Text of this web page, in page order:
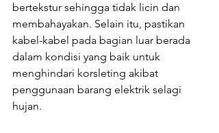
bertekstur sehingga tidak licin dan
membahayakan. Selain itu, pastikan
kabel-kabel pada bagian luar berada
dalam kondisi yang baik untuk
menghindari korsleting akibat
penggunaan barang elektrik selagi
hujan.